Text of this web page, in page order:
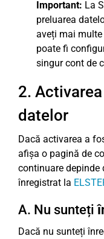
Important: La
preluarea
aveți mai
poate fi
singur cont de
2.
datelor
Dacă activarea a
afișa o pagină de
continuare depinde
înregistrat la
A. Nu sunteți
Dacă nu sunteți